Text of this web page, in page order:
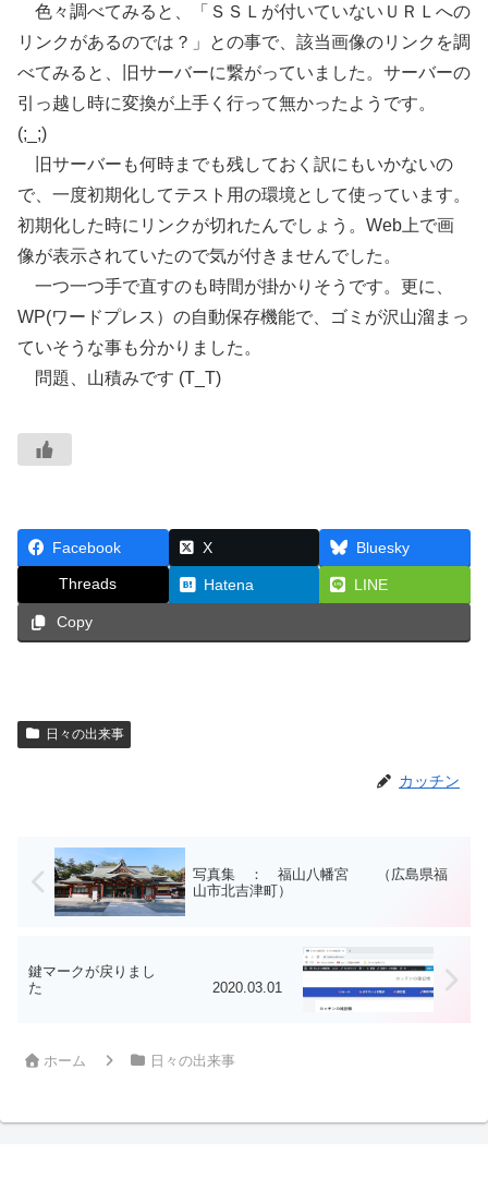
色々調べてみると、「ＳＳＬが付いていないＵＲＬへの
リンクがあるのでは？」との事で、該当画像のリンクを調
べてみると、旧サーバーに繋がっていました。サーバーの
引っ越し時に変換が上手く行って無かったようです。
(;_;)
旧サーバーも何時までも残しておく訳にもいかないの
で、一度初期化してテスト用の環境として使っています。
初期化した時にリンクが切れたんでしょう。Web上で画
像が表示されていたので気が付きませんでした。
一つ一つ手で直すのも時間が掛かりそうです。更に、
WP(ワードプレス）の自動保存機能で、ゴミが沢山溜まっ
ていそうな事も分かりました。
問題、山積みです (T_T)
Facebook X Bluesky
Threads Hatena LINE
Copy
日々の出来事
カッチン
写真集 ： 福山八幡宮 （広島県福
山市北吉津町）
鍵マークが戻りまし
た 2020.03.01
ホーム 日々の出来事